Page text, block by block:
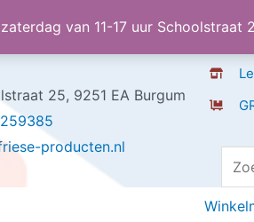
van 11-17 uur Schoolstraat
25, 9251 EA Burgum
producten.nl